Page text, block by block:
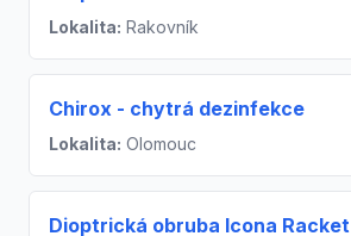
Lokalita: Rakovník
Chirox - chytrá dezinfekce
Lokalita: Olomouc
Dioptrická obruba Icona Racket